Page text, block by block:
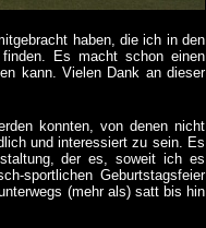
haben, die ich in den
finden. Es macht schon einen
kann. Vielen Dank an dieser
konnten, von denen nicht
und interessiert zu sein. Es
der es, soweit ich es
sportlichen Geburtstagsfeier
(mehr als) satt bis hin